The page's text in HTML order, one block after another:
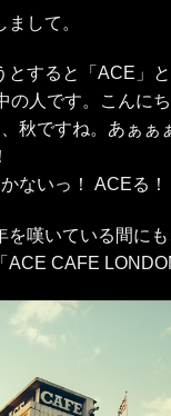
して。
とすると「ACE」
の人です。こんにち
秋ですね。あぁぁ
ないっ！ ACEる！
を嘆いている間に
ACE CAFE